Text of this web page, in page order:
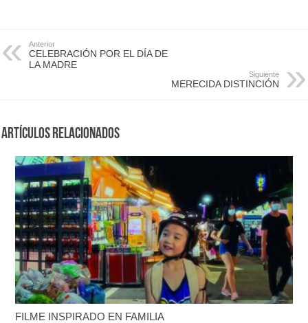
Anterior
CELEBRACIÓN POR EL DÍA DE
LA MADRE
Siguiente
MERECIDA DISTINCIÓN
Artículos Relacionados
FILME INSPIRADO EN FAMILIA